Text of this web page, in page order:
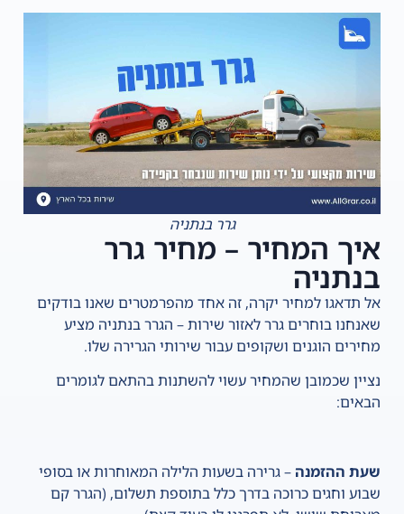
גרר בנתניה
איך המחיר – מחיר גרר
בנתניה
אל תדאגו למחיר יקרה, זה אחד מהפרמטרים שאנו בודקים
שאנחנו בוחרים גרר לאזור שירות – הגרר בנתניה מציע
מחירים הוגנים ושקופים עבור שירותי הגרירה שלו.
נציין שכמובן שהמחיר עשוי להשתנות בהתאם לגומרים
הבאים:
שעת ההזמנה – גרירה בשעות הלילה המאוחרות או בסופי
שבוע וחגים כרוכה בדרך כלל בתוספת תשלום, (הגרר קם